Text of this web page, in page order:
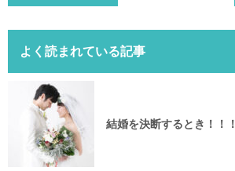
よく読まれている記事
結婚を決断するとき！！！